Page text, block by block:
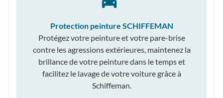
Protection peinture SCHIFFEMAN
Protégez votre peinture et votre pare-brise
contre les agressions extérieures, maintenez la
brillance de votre peinture dans le temps et
facilitez le lavage de votre voiture grâce à
Schiffeman.